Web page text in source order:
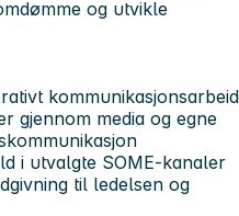
og utvikle
kommunikasjonsarbeid
gjennom media og egne
i utvalgte SOME-kanaler
til ledelsen og